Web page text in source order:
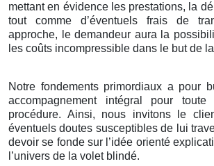
mettant en évidence les prestations, la
tout comme d’éventuels frais de
approche, le demandeur aura la
les coûts incompressible dans le but de
Notre fondements primordiaux a pour
accompagnement intégral pour
procédure. Ainsi, nous invitons le
éventuels doutes susceptibles de lui
devoir se fonde sur l’idée orienté
l’univers de la volet blindé.